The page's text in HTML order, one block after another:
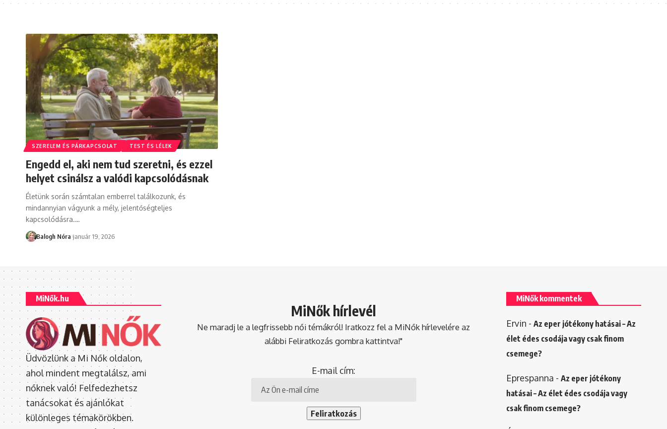
SZERELEM ÉS PÁRKAPCSOLAT TEST ÉS LÉLEK
Engedd el, aki nem tud szeretni, és ezzel
helyet csinálsz a valódi kapcsolódásnak
Életünk során számtalan emberrel találkozunk, és
mindannyian vágyunk a mély, jelentőségteljes
kapcsolódásra.…
Balogh Nóra január 19, 2026
MiNők.hu
Üdvözlünk a Mi Nők oldalon,
ahol mindent megtalálsz, ami
nőknek való! Felfedezhetsz
tanácsokat és ajánlókat
különleges témakörökben.
MiNők hírlevél
Ne maradj le a legfrissebb női témákról! Iratkozz fel a MiNők hírlevelére az
alábbi Feliratkozás gombra kattintva!"
E-mail cím:
MiNők kommentek
Ervin - Az eper jótékony hatásai – Az
élet édes csodája vagy csak finom
csemege?
Eprespanna - Az eper jótékony
hatásai – Az élet édes csodája vagy
csak finom csemege?